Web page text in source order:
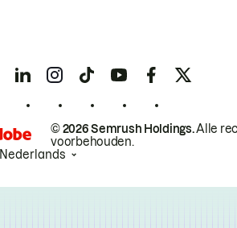
© 2026 Semrush Holdings.Alle
voorbehouden.
Nederlands